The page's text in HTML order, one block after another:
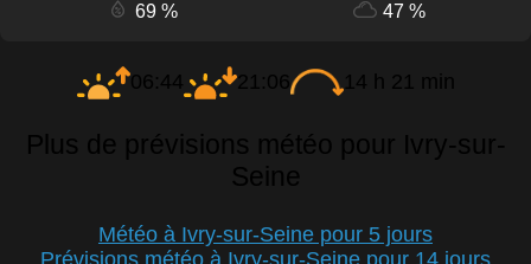
69 %
47 %
06:44 21:06 14 h 21 min
Plus de prévisions météo pour Ivry-sur-
Seine
Météo à Ivry-sur-Seine pour 5 jours